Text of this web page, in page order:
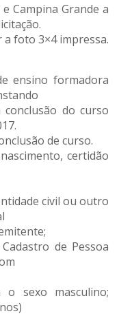
Campina Grande a
foto 3×4 impressa.
ensino formadora
do curso
de curso.
certidão
civil ou outro
de Pessoa
sexo masculino;